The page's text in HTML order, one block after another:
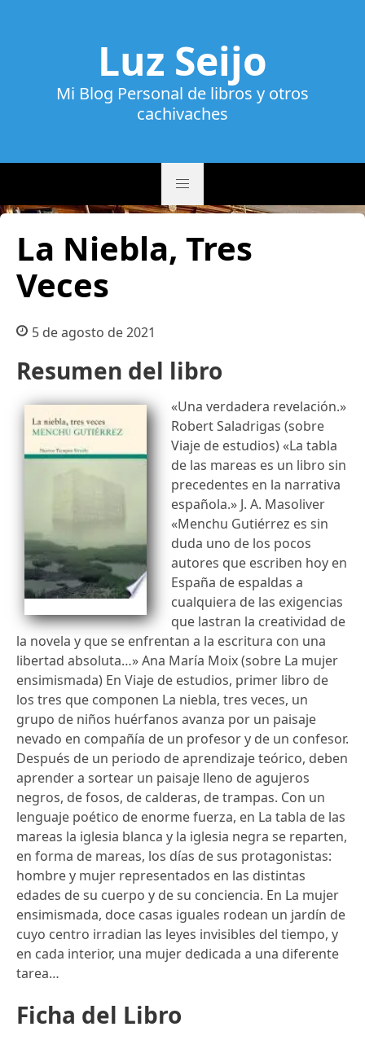
Luz Seijo
Mi Blog Personal de libros y otros
cachivaches
La Niebla, Tres
Veces
5 de agosto de 2021
Resumen del libro
«Una verdadera revelación.»
Robert Saladrigas (sobre
Viaje de estudios) «La tabla
de las mareas es un libro sin
precedentes en la narrativa
española.» J. A. Masoliver
«Menchu Gutiérrez es sin
duda uno de los pocos
autores que escriben hoy en
España de espaldas a
cualquiera de las exigencias
que lastran la creatividad de
la novela y que se enfrentan a la escritura con una
libertad absoluta…» Ana María Moix (sobre La mujer
ensimismada) En Viaje de estudios, primer libro de
los tres que componen La niebla, tres veces, un
grupo de niños huérfanos avanza por un paisaje
nevado en compañía de un profesor y de un confesor.
Después de un periodo de aprendizaje teórico, deben
aprender a sortear un paisaje lleno de agujeros
negros, de fosos, de calderas, de trampas. Con un
lenguaje poético de enorme fuerza, en La tabla de las
mareas la iglesia blanca y la iglesia negra se reparten,
en forma de mareas, los días de sus protagonistas:
hombre y mujer representados en las distintas
edades de su cuerpo y de su conciencia. En La mujer
ensimismada, doce casas iguales rodean un jardín de
cuyo centro irradian las leyes invisibles del tiempo, y
en cada interior, una mujer dedicada a una diferente
tarea…
Ficha del Libro